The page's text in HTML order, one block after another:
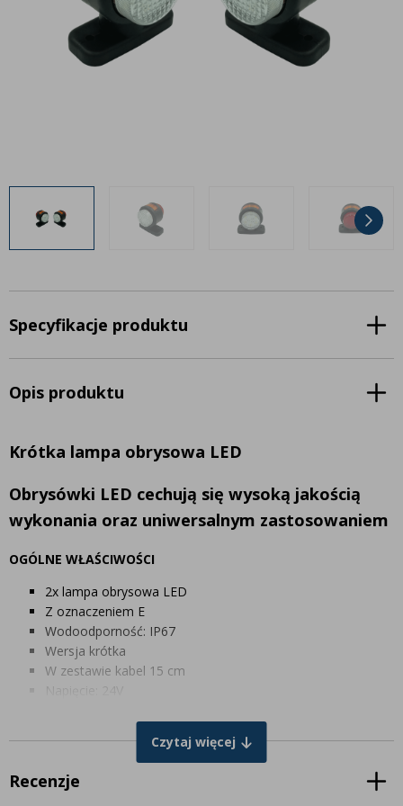
Często zadawane pytania
Kontakt
+48 81 884 70 94
Inne akcesoria
Często zadawane pytania
Kontakt
Specyfikacje produktu
Opis produktu
Krótka lampa obrysowa LED
Obrysówki LED cechują się wysoką jakością
wykonania oraz uniwersalnym zastosowaniem
OGÓLNE WŁAŚCIWOŚCI
2x lampa obrysowa LED
Z oznaczeniem E
Wodoodporność: IP67
Wersja krótka
W zestawie kabel 15 cm
Napięcie: 24V
Wysokość: 75 mm
Głębokość: 65 mm
Czytaj więcej
Recenzje